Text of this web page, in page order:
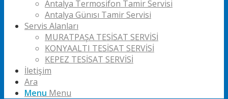
Antalya Termosifon Tamir Servisi
Antalya Günısı Tamir Servisi
Servis Alanları
MURATPAŞA TESİSAT SERVİSİ
KONYAALTI TESİSAT SERVİSİ
KEPEZ TESİSAT SERVİSİ
İletişim
Ara
Menu Menu